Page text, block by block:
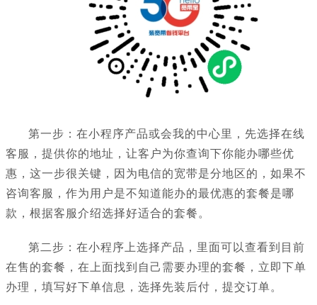
第一步：在小程序产品或会我的中心里，先选择在线
客服，提供你的地址，让客户为你查询下你能办哪些优
惠，这一步很关键，因为电信的宽带是分地区的，如果不
咨询客服，作为用户是不知道能办的最优惠的套餐是哪
款，根据客服介绍选择好适合的套餐。
第二步：在小程序上选择产品，里面可以查看到目前
在售的套餐，在上面找到自己需要办理的套餐，立即下单
办理，填写好下单信息，选择先装后付，提交订单。